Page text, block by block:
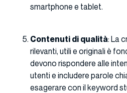
smartphone e tablet.
Contenuti di qualità: La
rilevanti, utili e originali è
devono rispondere alle
utenti e includere parole
esagerare con il keyword